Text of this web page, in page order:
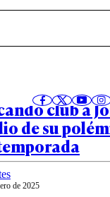
de 2025
a
club a
de su
de 2025